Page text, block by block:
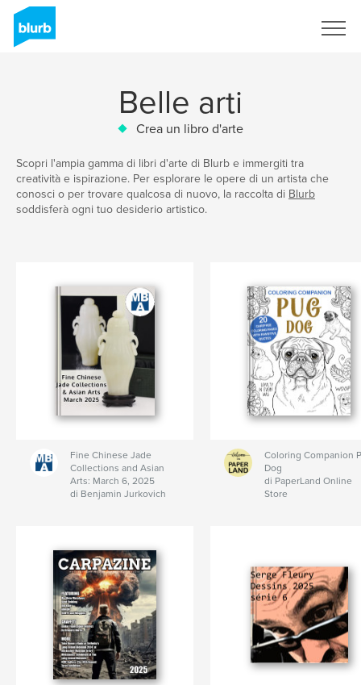
Belle arti
Crea un libro d'arte
Scopri l'ampia gamma di libri d'arte di Blurb e immergiti tra
creatività e ispirazione. Per esplorare le opere di un artista che
conosci o per trovare qualcosa di nuovo, la raccolta di Blurb
soddisferà ogni tuo desiderio artistico.
Fine Chinese Jade
Collections and Asian
Arts: March 6, 2025
di Benjamin Jurkovich
Coloring Companion
Dog
di PaperLand Online
Store